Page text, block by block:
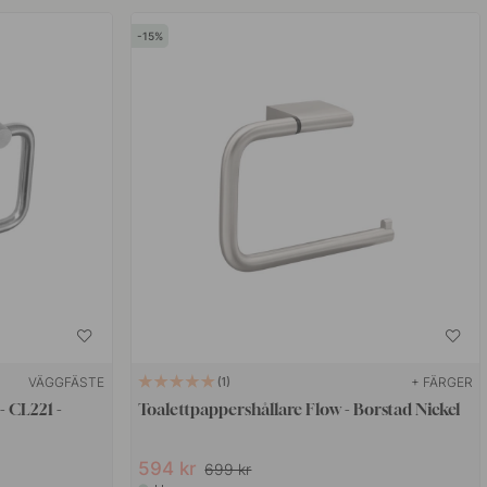
VÄGGFÄSTE
-
15
1 + FÄRGER
Toalettpappershållare Flow - Borstad Nickel
594 kr 699 kr